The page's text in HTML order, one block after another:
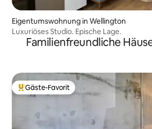
Eigentumswohnung in Wellington
Luxuriöses Studio. Epische Lage.
Familienfreundliche
Beliebter Gäste-Favorit.
Gäste-Favorit